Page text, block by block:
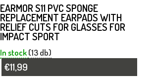
EARMOR S11 PVC SPONGE
REPLACEMENT EARPADS WITH
RELIEF CUTS FOR GLASSES FOR
IMPACT SPORT
In stock(13 db)
€11,99